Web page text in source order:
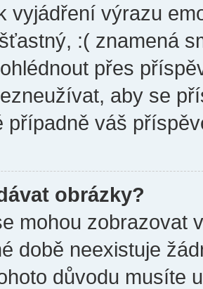
vyjádření výrazu
:( znamená
přes
aby se
případně váš
obrázky?
mohou zobrazovat
době neexistuje
důvodu musíte